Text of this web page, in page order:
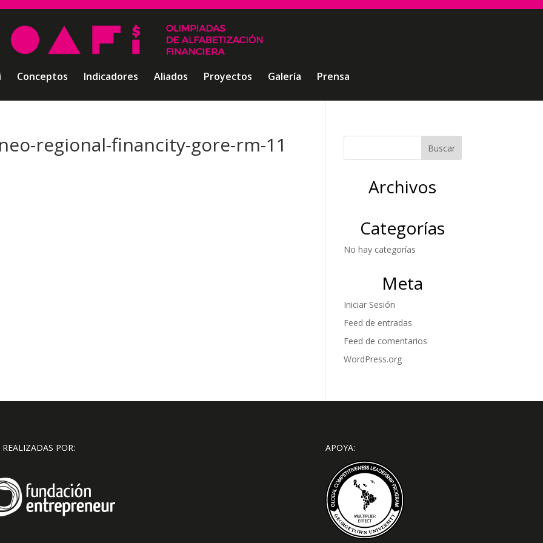
Conceptos Indicadores Aliados Proyectos Galería Prensa
regional-financity-gore-rm-11
Archivos
Categorías
No hay categorías
Meta
Iniciar Sesión
Feed de entradas
Feed de comentarios
WordPress.org
POR: APOYA: